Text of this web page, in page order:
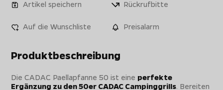
Artikel speichern Rückrufbitte
Auf die Wunschliste Preisalarm
Produktbeschreibung
Die CADAC Paellapfanne 50 ist eine perfekte
Ergänzung zu den 50er CADAC Campinggrills . Bereiten